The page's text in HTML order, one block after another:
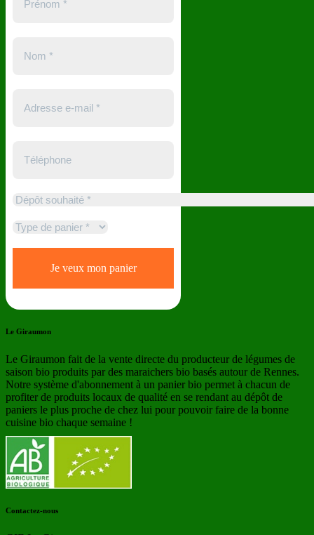
Le Giraumon
Le Giraumon fait de la vente directe du producteur de légumes de
saison bio produits par des maraichers bio basés autour de Rennes.
Notre système d'abonnement à un panier bio permet à chacun de
profiter de produits locaux de qualité en se rendant au dépôt de
paniers le plus proche de chez lui pour pouvoir faire de la bonne
cuisine bio chaque semaine !
Contactez-nous